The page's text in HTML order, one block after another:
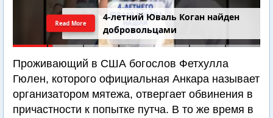
4-летний Юваль Коган найден
добровольцами
Read More
Проживающий в США богослов Фетхулла
Гюлен, которого официальная Анкара называет
организатором мятежа, отвергает обвинения в
причастности к попытке путча. В то же время в